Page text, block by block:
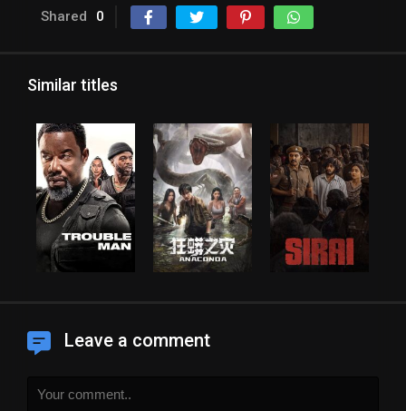
Shared 0
Similar titles
Leave a comment